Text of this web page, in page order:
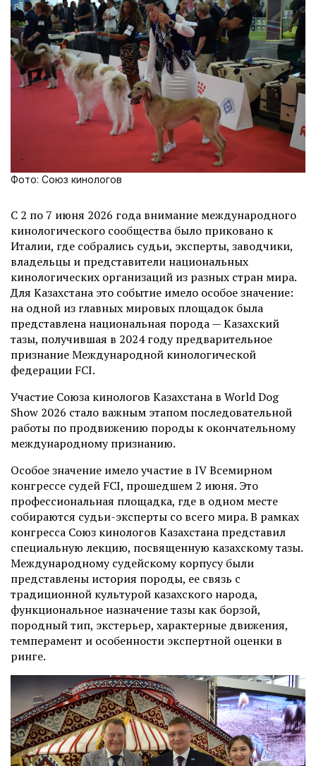
Фото: Союз кинологов
С 2 по 7 июня 2026 года внимание международного
кинологического сообщества было приковано к
Италии, где собрались судьи, эксперты, заводчики,
владельцы и представители национальных
кинологических организаций из разных стран мира.
Для Казахстана это событие имело особое значение:
на одной из главных мировых площадок была
представлена национальная порода — Казахский
тазы, получившая в 2024 году предварительное
признание Международной кинологической
федерации FCI.
Участие Союза кинологов Казахстана в World Dog
Show 2026 стало важным этапом последовательной
работы по продвижению породы к окончательному
международному признанию.
Особое значение имело участие в IV Всемирном
конгрессе судей FCI, прошедшем 2 июня. Это
профессиональная площадка, где в одном месте
собираются судьи-эксперты со всего мира. В рамках
конгресса Союз кинологов Казахстана представил
специальную лекцию, посвященную казахскому тазы.
Международному судейскому корпусу были
представлены история породы, ее связь с
традиционной культурой казахского народа,
функциональное назначение тазы как борзой,
породный тип, экстерьер, характерные движения,
темперамент и особенности экспертной оценки в
ринге.